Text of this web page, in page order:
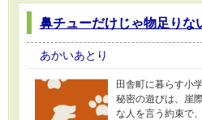
鼻チューだけじゃ物足りな
あかいあとり
田舎町に暮らす小
秘密の遊びは、崖
な人を言う約束で